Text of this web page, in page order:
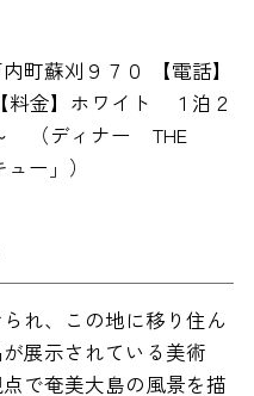
町蘇刈９７０ 【電話】
料金】ホワイト １泊２
（ディナー THE
ー」）
れ、この地に移り住ん
展示されている美術
で奄美大島の風景を描